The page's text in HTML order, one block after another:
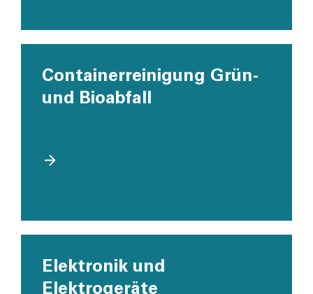
Container­reini­gung Grün-
und Bio­abfall
Elektronik und
Elektrogeräte